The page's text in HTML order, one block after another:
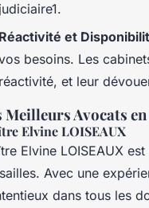
judiciaire1.
Réactivité et
besoins. Les
réactivité, et leur
Meilleurs Avocats
Elvine LOISEAUX
Elvine LOISEAUX
Avec une
dans tous les